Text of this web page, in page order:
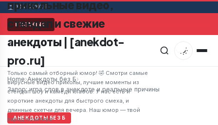
08.08.2026
BREAKINGМужчина в супермаркете заметил привлекательную
прикольные видео,
стендап и свежие
анекдоты | [anekdot-
pro.ru]
Только самый отборный юмор! 🤣 Смотри самые
вирусные видео приколы, лучшие моменты из
стендап шоу и камеди клабов. У нас есть и
короткие анекдоты для быстрого смеха, и
длинные скетчи для вечера. Наш юмор — твой
заряд позитива!
Home›Анекдоты без Б›
Запор: игра слов в анекдоте и реальные причины
АНЕКДОТЫ БЕЗ Б